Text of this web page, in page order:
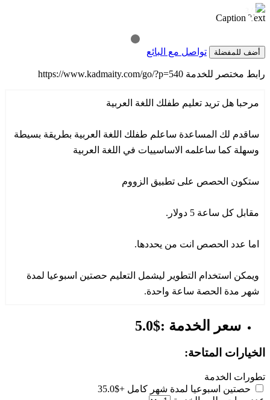
1 / 3
Caption Text
❮
أضف للمفضلة تواصل مع البائع
رابط مختصر للخدمة https://www.kadmaity.com/go/?p=540
مرحبا هل تريد تعليم طفلك اللغة العربية
ساقدم لك المساعدة ساعلم طفلك اللغة العربية بطريقة بسيطة
وسهلة كما ساعلمه الاساسييات في اللغة العربية
ستكون الحصص على تطبيق الزووم
مقابل كل ساعة 5 دولار.
اما عدد الحصص انت من يحددها.
ويمكن استخدام التطوير ليشمل التعليم حصتين اسبوعيا لمدة
شهر مدة الحصة ساعة واحدة.
سعر الخدمة :$5.0
الخيارات المتاحة:
تطورات الخدمة
حصتين اسبوعيا لمدة شهر كامل +$35.0